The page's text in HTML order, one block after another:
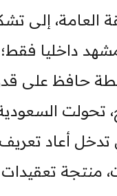
العامة، إلى
داخليا فقط؛
حافظ على
تحولت
تدخل أعاد تعريف
منتجة تعقيدات